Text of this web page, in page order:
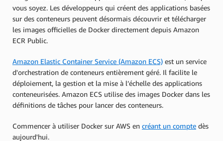
vous soyez. Les développeurs qui créent des applications basées
sur des conteneurs peuvent désormais découvrir et télécharger
les images officielles de Docker directement depuis Amazon
ECR Public.
Amazon Elastic Container Service (Amazon ECS) est un service
d'orchestration de conteneurs entièrement géré. Il facilite le
déploiement, la gestion et la mise à l’échelle des applications
conteneurisées. Amazon ECS utilise des images Docker dans les
définitions de tâches pour lancer des conteneurs.
Commencer à utiliser Docker sur AWS en créant un compte dès
aujourd'hui.